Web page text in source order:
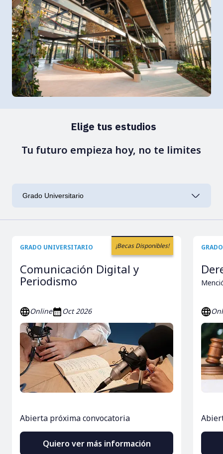
Elige tus estudios
Tu futuro empieza hoy, no te limites
¡Becas Disponibles!
GRADO UNIVERSITARIO
Comunicación Digital y
Periodismo
Online Oct 2026
Abierta próxima convocatoria
Quiero ver más información